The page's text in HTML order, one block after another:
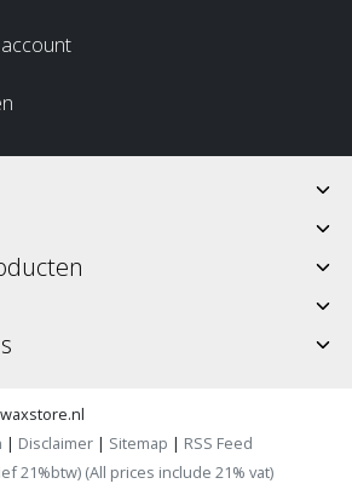
| Disclaimer | Sitemap | RSS Feed
21%btw) (All prices include 21% vat)